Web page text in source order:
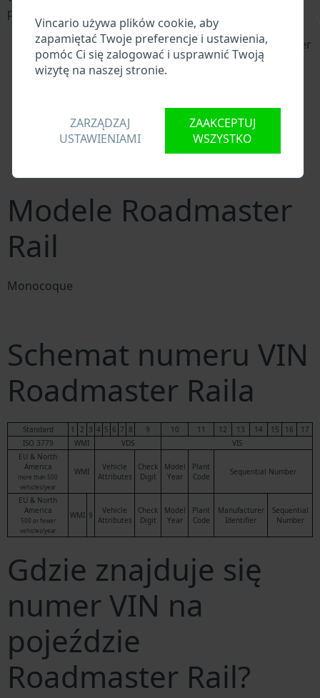
Vincario używa plików cookie, aby
zapamiętać Twoje preferencje i ustawienia,
pomóc Ci się zalogować i usprawnić Twoją
wizytę na naszej stronie.
ZARZĄDZAJ
USTAWIENIAMI
ZAAKCEPTUJ
WSZYSTKO
przeszukują VIN:
Baza danych producenta Roadmaster Raila
Baza danych importerów/eksporterów Roadmaster
Raila
Baza danych dealerów Roadmaster Raila
dostawców części zamiennych
Krajowe bazy danych pojazdów
Policyjne bazy danych
Bazy danych firm ubezpieczeniowych
Modele Roadmaster
Rail
Monocoque
Schemat numeru VIN
Roadmaster Raila
Standard 1 2 3 4 5 6 7 8 9 10 11 12 13 14 15 16
17
ISO 3779
WMI VDS
VIS
EU & North
America
more than 500
vehicles/year
WMI
Vehicle
Attributes
Check
Digit
Model
Year
Plant
Code
Sequential Number
EU & North
America
500 or fewer
vehicles/year
WMI 9
Vehicle
Attributes
Check
Digit
Model
Year
Plant
Code
Manufacturer
Identifier
Sequential
Number
Gdzie znajduje się
numer VIN na
pojeździe
Roadmaster Rail?